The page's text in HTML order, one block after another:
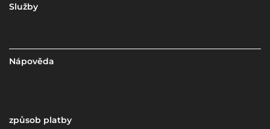
Služby
Nápověda
způsob platby